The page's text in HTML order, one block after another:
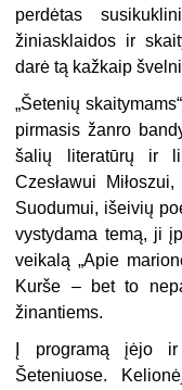
perdėtas
žiniasklaidos ir
darė tą kažkaip
„Šetenių
pirmasis žanro
šalių literatūrų ir
Czesławui
Suodumui, išeivių
vystydama temą, ji
veikalą „Apie
Kurše – bet to
žinantiems.
Į programą įėjo ir
Šeteniuose.